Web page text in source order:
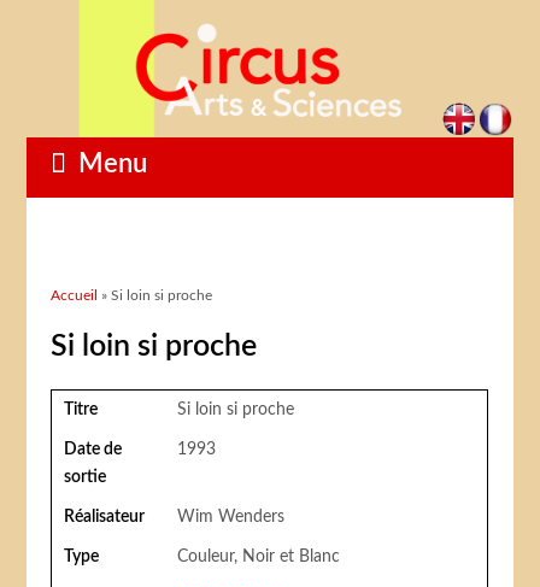
Menu
Vous êtes ici
Accueil » Si loin si proche
Si loin si proche
Titre Si loin si proche
Date de
sortie
1993
Réalisateur Wim Wenders
Type Couleur, Noir et Blanc